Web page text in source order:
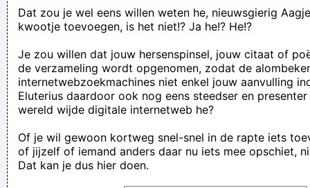
Dat zou je wel eens willen weten he, nieuwsgierig
kwootje toevoegen, is het niet!? Ja he!? He!?
Je zou willen dat jouw hersenspinsel, jouw citaat of
de verzameling wordt opgenomen, zodat de
internetwebzoekmachines niet enkel jouw aanvulling
Eluterius daardoor ook nog eens steedser en
wereld wijde digitale internetweb he?
Of je wil gewoon kortweg snel-snel in de rapte iets
of jijzelf of iemand anders daar nu iets mee opschiet,
Dat kan je dus hier doen.